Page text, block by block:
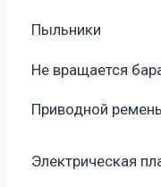
Пыльники
Не вращается
Приводной ремень
Электрическая